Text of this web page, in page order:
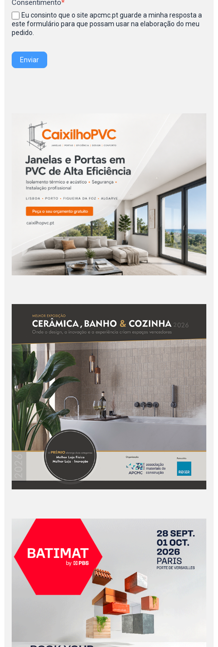
Consentimento*
Eu consinto que o site apcmc.pt guarde a minha resposta a
este formulário para que possam usar na elaboração do meu
pedido.
Enviar